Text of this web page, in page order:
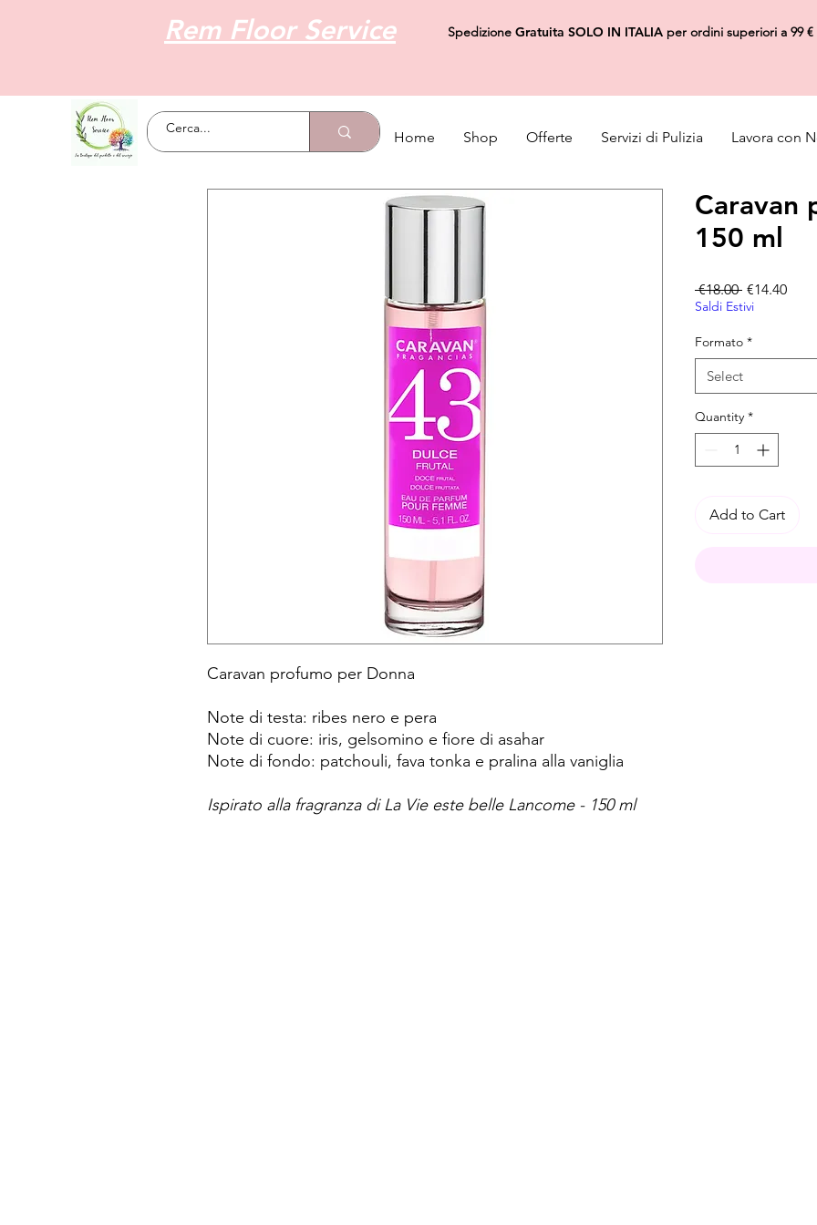
Rem Floor Service Spedizione Gratuita SOLO IN ITALIAper ordini superiori a 99 €
Home Shop Offerte Servizi di Pulizia Lavora con
Caravan profumo per Donna
Note di testa: ribes nero e pera
Note di cuore: iris, gelsomino e fiore di asahar
Note di fondo: patchouli, fava tonka e pralina alla vaniglia
Ispirato alla fragranza di La Vie este belle Lancome - 150 ml
Caravan
150 ml
€18.00 Regular Price
€14.40Sale
Saldi Estivi
Formato *
Select
Quantity *
Add to Cart